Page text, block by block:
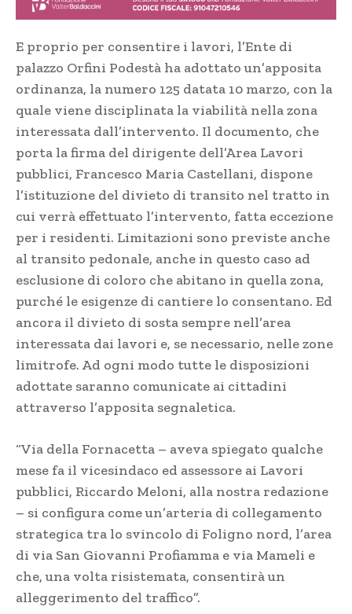
E proprio per consentire i lavori, l’Ente di
palazzo Orfini Podestà ha adottato un’apposita
ordinanza, la numero 125 datata 10 marzo, con la
quale viene disciplinata la viabilità nella zona
interessata dall’intervento. Il documento, che
porta la firma del dirigente dell’Area Lavori
pubblici, Francesco Maria Castellani, dispone
l’istituzione del divieto di transito nel tratto in
cui verrà effettuato l’intervento, fatta eccezione
per i residenti. Limitazioni sono previste anche
al transito pedonale, anche in questo caso ad
esclusione di coloro che abitano in quella zona,
purché le esigenze di cantiere lo consentano. Ed
ancora il divieto di sosta sempre nell’area
interessata dai lavori e, se necessario, nelle zone
limitrofe. Ad ogni modo tutte le disposizioni
adottate saranno comunicate ai cittadini
attraverso l’apposita segnaletica.
“Via della Fornacetta – aveva spiegato qualche
mese fa il vicesindaco ed assessore ai Lavori
pubblici, Riccardo Meloni, alla nostra redazione
– si configura come un’arteria di collegamento
strategica tra lo svincolo di Foligno nord, l’area
di via San Giovanni Profiamma e via Mameli e
che, una volta risistemata, consentirà un
alleggerimento del traffico”.